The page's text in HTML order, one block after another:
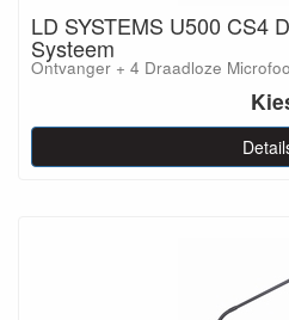
LD SYSTEMS U500 CS4
Systeem
Ontvanger + 4 Draadloze